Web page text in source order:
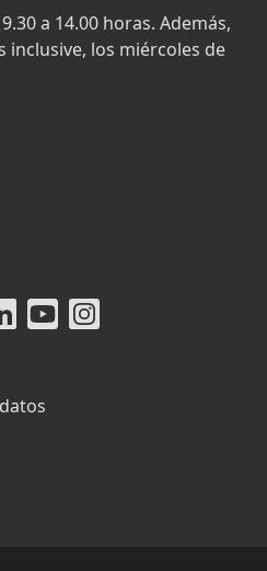
a 14.00 horas. Además,
inclusive, los miércoles de